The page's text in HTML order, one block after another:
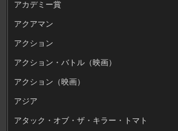
アカデミー賞
アクアマン
アクション
アクション・バトル（映画）
アクション（映画）
アジア
アタック・オブ・ザ・キラー・トマト